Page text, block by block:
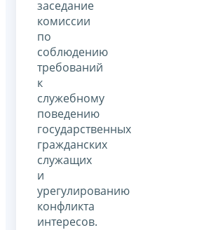
заседание
комиссии
по
соблюдению
требований
к
служебному
поведению
государственных
гражданских
служащих
и
урегулированию
конфликта
интересов.